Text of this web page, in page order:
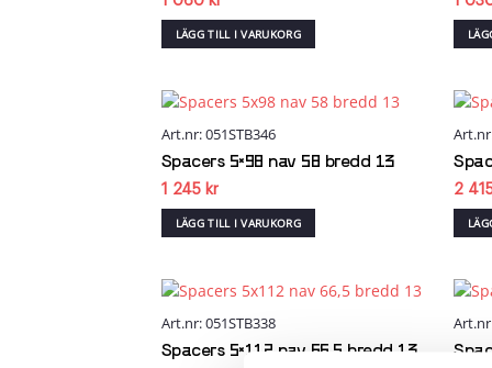
LÄGG TILL I VARUKORG
wishlist
Art.nr: 051STB346
Spacers 5×98 nav 58 bredd 13
1 245 kr
LÄGG TILL I VARUKORG
2
wishlist
Art.nr: 051STB338
Spacers 5×112 nav 66,5 bredd 13